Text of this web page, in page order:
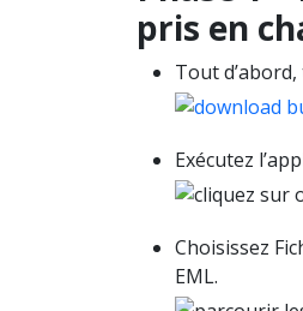
pris en
Tout
Exécutez
Choisissez
EML.